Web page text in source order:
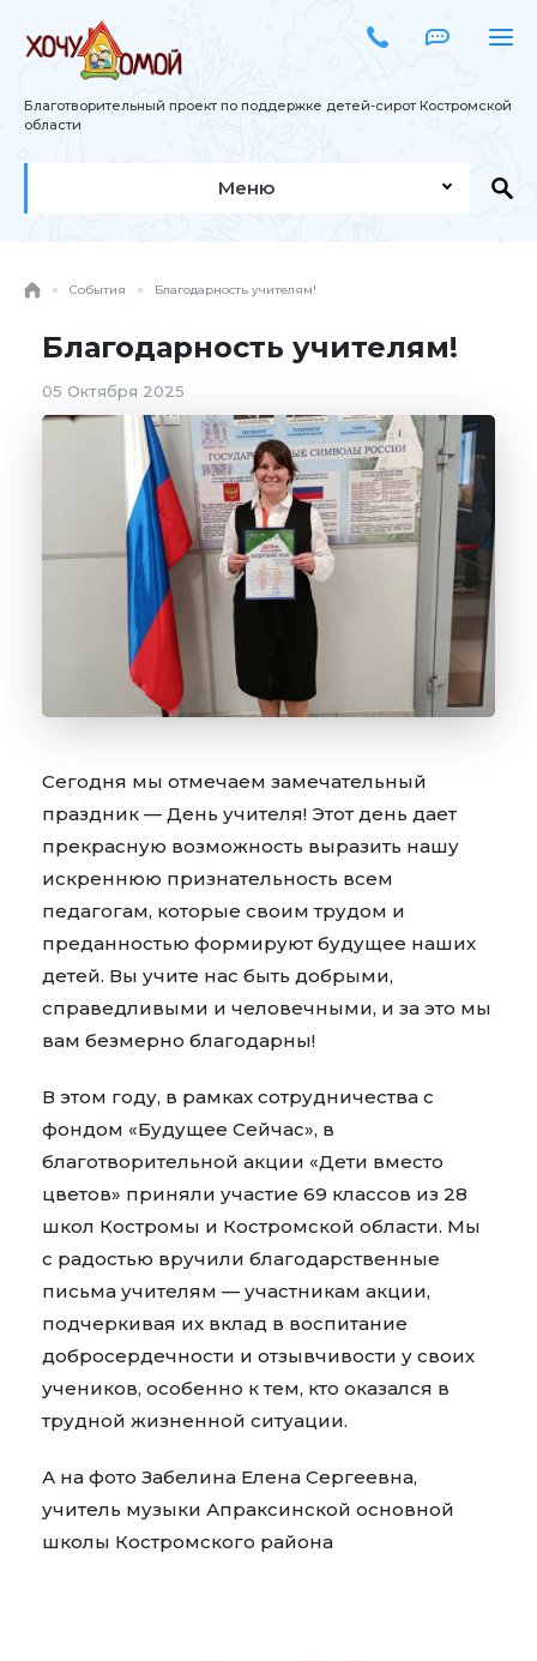
Благотворительный проект по поддержке детей-сирот Костромской
области
Меню
События Благодарность учителям!
Благодарность учителям!
05 Октября 2025
Сегодня мы отмечаем замечательный
праздник — День учителя! Этот день дает
прекрасную возможность выразить нашу
искреннюю признательность всем
педагогам, которые своим трудом и
преданностью формируют будущее наших
детей. Вы учите нас быть добрыми,
справедливыми и человечными, и за это мы
вам безмерно благодарны!
В этом году, в рамках сотрудничества с
фондом «Будущее Сейчас», в
благотворительной акции «Дети вместо
цветов» приняли участие 69 классов из 28
школ Костромы и Костромской области. Мы
с радостью вручили благодарственные
письма учителям — участникам акции,
подчеркивая их вклад в воспитание
добросердечности и отзывчивости у своих
учеников, особенно к тем, кто оказался в
трудной жизненной ситуации.
А на фото Забелина Елена Сергеевна,
учитель музыки Апраксинской основной
школы Костромского района